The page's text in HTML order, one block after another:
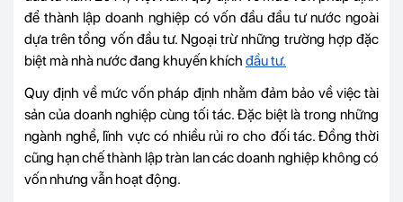
để thành lập doanh nghiệp có vốn đầu đầu tư nước ngoài
dựa trên tổng vốn đầu tư. Ngoại trừ những trường hợp đặc
biệt mà nhà nước đang khuyến khích đầu tư.
Quy định về mức vốn pháp định nhằm đảm bảo về việc tài
sản của doanh nghiệp cùng tối tác. Đặc biệt là trong những
ngành nghề, lĩnh vực có nhiều rủi ro cho đối tác. Đồng thời
cũng hạn chế thành lập tràn lan các doanh nghiệp không có
vốn nhưng vẫn hoạt động.